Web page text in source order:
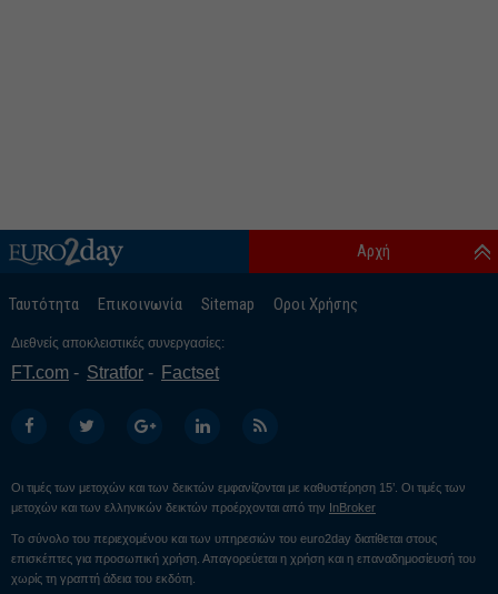
Ταυτότητα Επικοινωνία Sitemap Οροι Χρήσης
Αρχή
Διεθνείς αποκλειστικές συνεργασίες:
FT.com Stratfor Factset
Οι τιμές των μετοχών και των δεικτών εμφανίζονται με καθυστέρηση 15’. Οι τιμές των
μετοχών και των ελληνικών δεικτών προέρχονται από την InBroker
Το σύνολο του περιεχομένου και των υπηρεσιών του euro2day διατίθεται στους
επισκέπτες για προσωπική χρήση. Απαγορεύεται η χρήση και η επαναδημοσίευσή του
χωρίς τη γραπτή άδεια του εκδότη.